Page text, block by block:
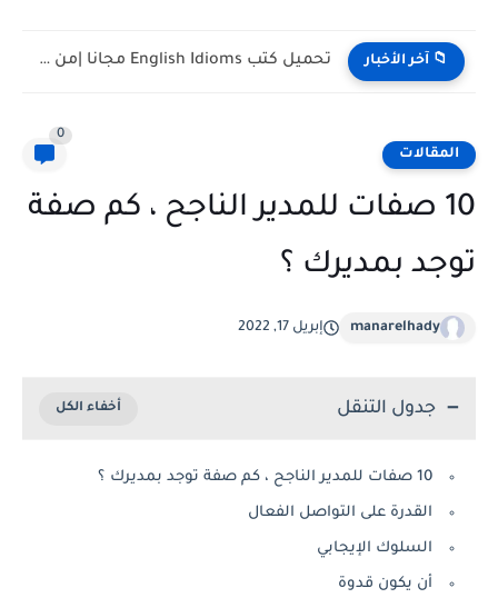
📁 آخر الأخبار تحميل كتب تدريس اللغة الإنجليزية PDF مجانا | TESOL وTEFL
المقالات
0
10 صفات للمدير الناجح ، كم صفة
توجد بمديرك ؟
manarelhady إبريل 17, 2022
جدول التنقل
10 صفات للمدير الناجح ، كم صفة توجد بمديرك ؟
القدرة على التواصل الفعال
السلوك الإيجابي
أن يكون قدوة